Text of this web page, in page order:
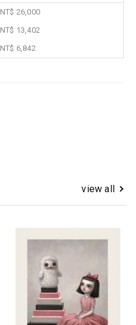
NT$ 26,000
NT$ 13,402
NT$ 6,842
view all